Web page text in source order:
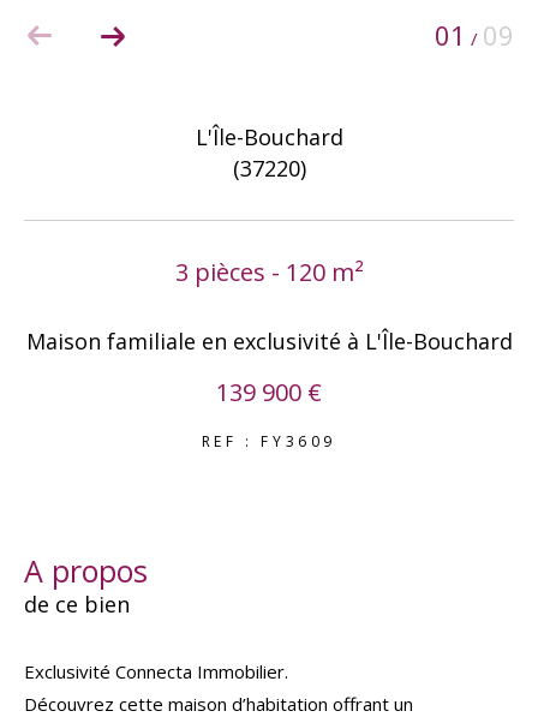
01 / 09
L'Île-Bouchard
(37220)
3 pièces - 120 m²
Maison familiale en exclusivité à L'Île-Bouchard
139 900 €
REF : FY3609
a propos
de ce bien
Exclusivité Connecta Immobilier.
Découvrez cette maison d’habitation offrant un